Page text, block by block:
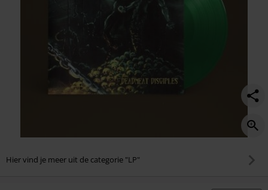
Hier vind je meer uit de categorie "LP"